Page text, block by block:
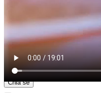
Bắt đầu tại
Chia sẻ